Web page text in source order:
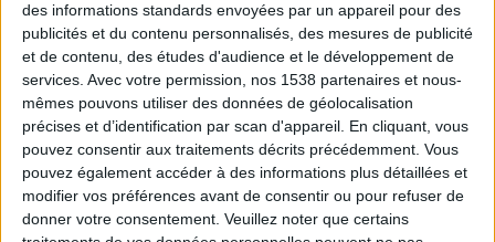
des informations standards envoyées par un appareil pour des
publicités et du contenu personnalisés, des mesures de publicité
et de contenu, des études d'audience et le développement de
services. Avec votre permission, nos 1538 partenaires et nous-
mêmes pouvons utiliser des données de géolocalisation
précises et d’identification par scan d'appareil. En cliquant, vous
pouvez consentir aux traitements décrits précédemment. Vous
pouvez également accéder à des informations plus détaillées et
modifier vos préférences avant de consentir ou pour refuser de
donner votre consentement. Veuillez noter que certains
5 kilos
kilos
10 kilos
Service-client & Motivation Voir tout
Les équipes du Service-client et de la
Communauté Savoir Maigrir vous aident
chaque semaine à vous rapprocher
sereinement de votre objectif minceur.